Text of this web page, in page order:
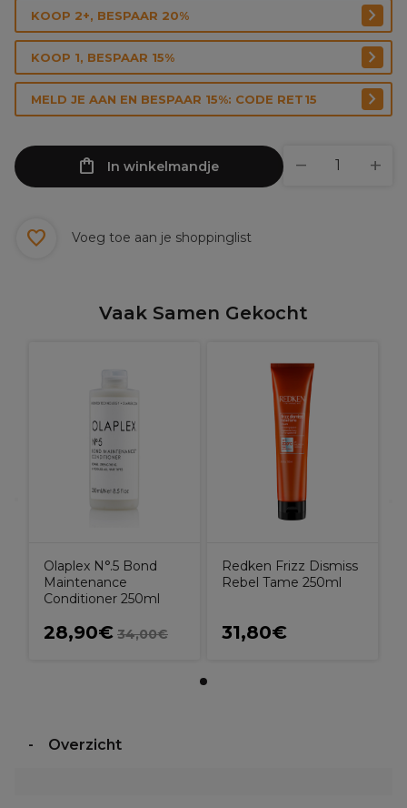
KOOP 2+, BESPAAR 20%
KOOP 1, BESPAAR 15%
MELD JE AAN EN BESPAAR 15%: CODE RET15
In winkelmandje
Voeg toe aan je shoppinglist
Vaak Samen Gekocht
Olaplex N°.5 Bond
Maintenance
Conditioner 250ml
28,90€ 34,00€
Redken Frizz Dismiss
Rebel Tame 250ml
31,80€
Overzicht